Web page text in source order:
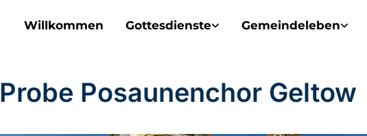
Willkommen Gottesdienste Gemeindeleben
Probe Posaunenchor Geltow